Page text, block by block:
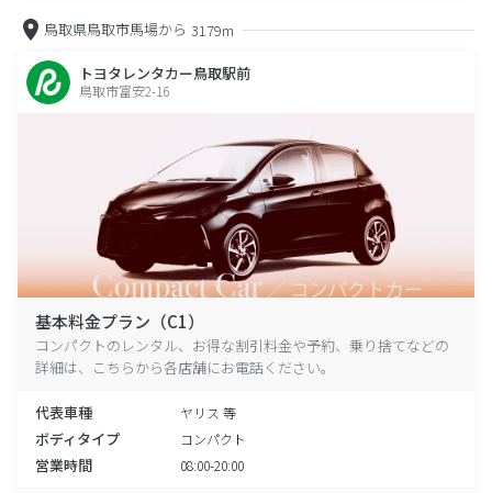
鳥取県鳥取市馬場から 3179m
トヨタレンタカー鳥取駅前
鳥取市富安2-16
基本料金プラン（C1）
コンパクトのレンタル、お得な割引料金や予約、乗り捨てなどの
詳細は、こちらから各店舗にお電話ください。
代表車種 ヤリス 等
ボディタイプ コンパクト
営業時間 08:00-20:00